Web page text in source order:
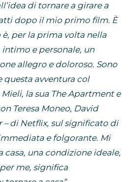
di tornare a girare a
dopo il mio primo film. È
per la prima volta nella
e personale, un
allegro e doloroso. Sono
avventura col
la sua The Apartment e
Teresa Moneo, David
– di Netflix, sul significato di
e folgorante. Mi
casa, una condizione ideale,
me, significa